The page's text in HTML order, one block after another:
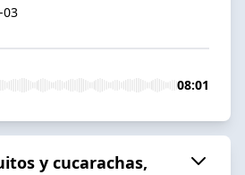
03
08:01
y cucarachas,